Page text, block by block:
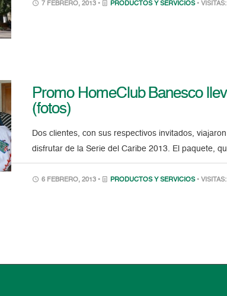
7 FEBRERO, 2013 • PRODUCTOS Y SERVICIOS •
Promo HomeClub Banesco
(fotos)
Dos clientes, con sus respectivos invitados,
disfrutar de la Serie del Caribe 2013. El paquete,
6 FEBRERO, 2013 • PRODUCTOS Y SERVICIOS •